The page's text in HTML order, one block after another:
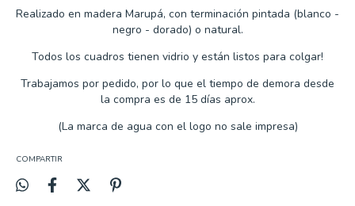
Realizado en madera Marupá, con terminación pintada (blanco -
negro - dorado) o natural.
Todos los cuadros tienen vidrio y están listos para colgar!
Trabajamos por pedido, por lo que el tiempo de demora desde
la compra es de 15 días aprox.
(La marca de agua con el logo no sale impresa)
COMPARTIR